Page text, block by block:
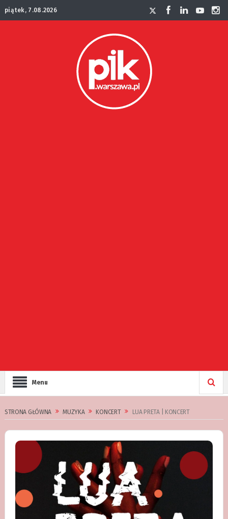
piątek, 7.08.2026
Menu
STRONA GŁÓWNA MUZYKA KONCERT LUA PRETA | KONCERT